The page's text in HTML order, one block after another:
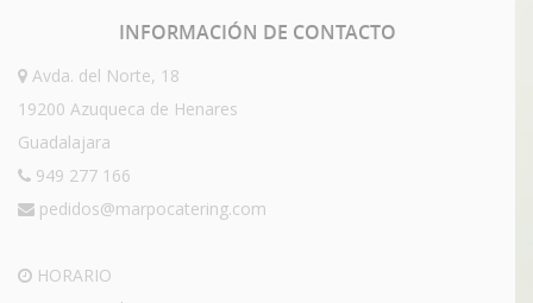
INFORMACIÓN DE CONTACTO
Avda. del Norte, 18
19200 Azuqueca de Henares
Guadalajara
949 277 166
pedidos@marpocatering.com
HORARIO